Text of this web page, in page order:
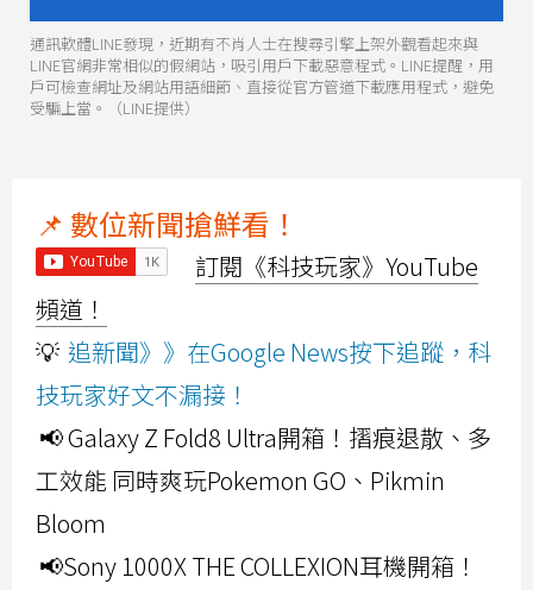
通訊軟體LINE發現，近期有不肖人士在搜尋引擎上架外觀看起來與
LINE官網非常相似的假網站，吸引用戶下載惡意程式。LINE提醒，用
戶可檢查網址及網站用語細節、直接從官方管道下載應用程式，避免
受騙上當。（LINE提供）
📌 數位新聞搶鮮看！
訂閱《科技玩家》YouTube
頻道！
💡 追新聞》》在Google News按下追蹤，科
技玩家好文不漏接！
📢 Galaxy Z Fold8 Ultra開箱！摺痕退散、多
工效能 同時爽玩Pokemon GO、Pikmin
Bloom
📢Sony 1000X THE COLLEXION耳機開箱！